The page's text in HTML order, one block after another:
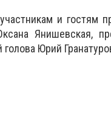
и гостям
Янишевская,
Юрий